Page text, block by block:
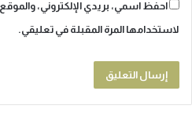
احفظ اسمي، بريدي الإلكتروني،
لاستخدامها المرة المقبلة في تعليقي.